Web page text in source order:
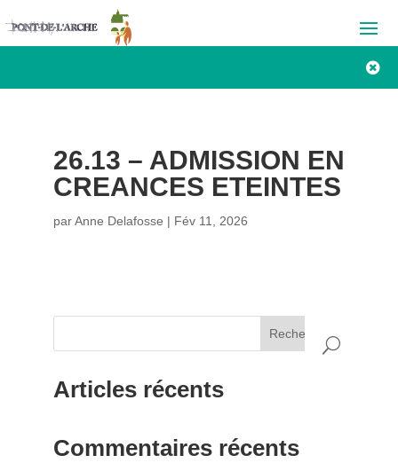

26.13 – ADMISSION EN
CREANCES ETEINTES
parAnne Delafosse | Fév 11, 2026
Rechercher
Articles récents
Commentaires récents